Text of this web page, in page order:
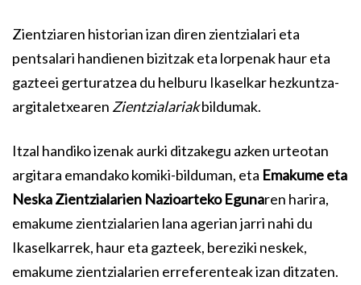
Zientziaren historian izan diren zientzialari eta
pentsalari handienen bizitzak eta lorpenak haur eta
gazteei gerturatzea du helburu Ikaselkar hezkuntza-
argitaletxearen Zientzialariakbildumak.
Itzal handiko izenak aurki ditzakegu azken urteotan
argitara emandako komiki-bilduman, eta Emakume eta
Neska Zientzialarien Nazioarteko Egunaren harira,
emakume zientzialarien lana agerian jarri nahi du
Ikaselkarrek, haur eta gazteek, bereziki neskek,
emakume zientzialarien erreferenteak izan ditzaten.